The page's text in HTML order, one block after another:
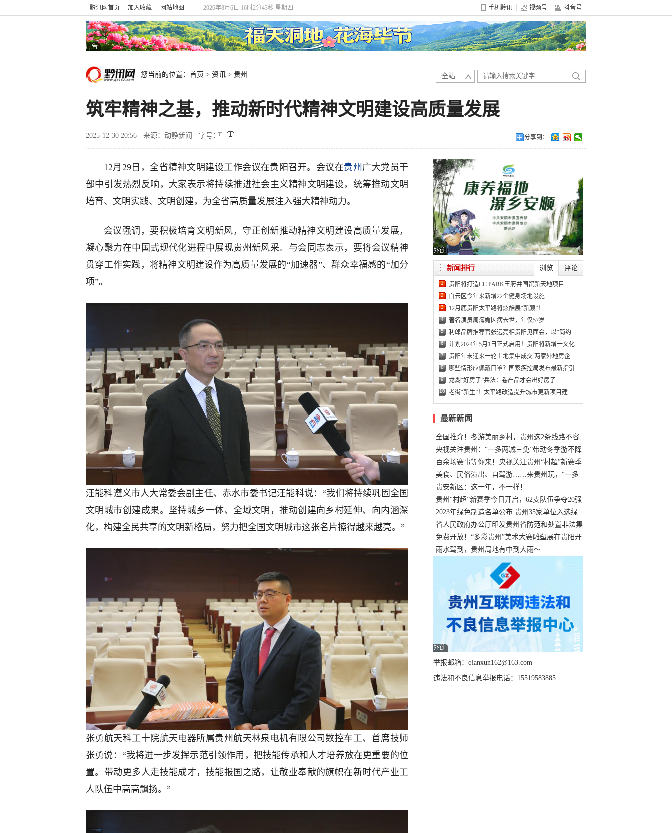
黔讯网首页 加入收藏 网站地图 2026年8月6日 16时2分44秒 星期四 手机黔讯 视频号 抖音号
广告
您当前的位置： 首页 > 资讯 > 贵州 全站
筑牢精神之基，推动新时代精神文明建设高质量发展
2025-12-30 20:56 来源：动静新闻 字号： 分享到：
12月29日，全省精神文明建设工作会议在贵阳召开。会议在贵州 广大党员干
部中引发热烈反响，大家表示将持续推进社会主义精神文明建设，统筹推动文明
培育、文明实践、文明创建，为全省高质量发展注入强大精神动力。
会议强调，要积极培育文明新风，守正创新推动精神文明建设高质量发展，
凝心聚力在中国式现代化进程中展现贵州新风采。与会同志表示，要将会议精神
贯穿工作实践，将精神文明建设作为高质量发展的“加速器”、群众幸福感的“加分
项”。
汪能科遵义市人大常委会副主任、赤水市委书记汪能科说：“我们将持续巩固全国
文明城市创建成果。坚持城乡一体、全域文明，推动创建向乡村延伸、向内涵深
化，构建全民共享的文明新格局，努力把全国文明城市这张名片擦得越来越亮。”
张勇航天科工十院航天电器所属贵州航天林泉电机有限公司数控车工、首席技师
张勇说：“我将进一步发挥示范引领作用，把技能传承和人才培养放在更重要的位
置。带动更多人走技能成才，技能报国之路，让敬业奉献的旗帜在新时代产业工
人队伍中高高飘扬。”
外链
浏览 评论
新闻排行
1 贵阳将打造CC PARK王府井国贸新天地项目
2 白云区今年来新增22个健身场地设施
3 12月底贵阳太平路将炫酷展“新颜”！
4 著名演员周海媚因病去世，年仅57岁
5 利郎品牌推荐官张远亮相贵阳见面会，以“简约
6 计划2024年5月1日正式启用！贵阳将新增一文化
7 贵阳年末迎来一轮土地集中成交 两家外地房企
8 哪些情形应佩戴口罩？国家疾控局发布最新指引
9 龙湖“好房子”兵法：卷产品才会出好房子
10 老街“新生”！太平路改造提升城市更新项目建
最新新闻
全国推介！冬游美丽乡村，贵州这2条线路不容
错过
央视关注贵州：“一多两减三免”带动冬季游不降
温
百余场赛事等你来！央视关注贵州“村超”新赛季
正式“打响”
美食、民俗演出、自驾游……来贵州玩，“一多
两减三免”！
贵安新区：这一年，不一样！
贵州“村超”新赛季今日开启，62支队伍争夺20强
名额
2023年绿色制造名单公布 贵州35家单位入选绿
色工厂
省人民政府办公厅印发贵州省防范和处置非法集
资工作实施细则
免费开放！“多彩贵州”美术大赛雕塑展在贵阳开
展，持续至1月19日
雨水驾到，贵州局地有中到大雨～
外链
举报邮箱：qianxun162@163.com
违法和不良信息举报电话：15519583885